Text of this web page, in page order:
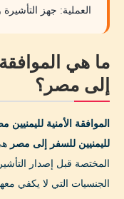
العملية: جهز
ما هي الموافقة
إلى مصر؟
الموافقة الأمنية لليمنيين
لليمنيين للسفر إلى مصر
المختصة قبل إصدار
الجنسيات التي لا يكفي